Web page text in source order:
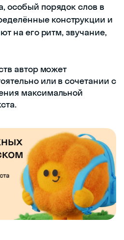
особый порядок слов в
конструкции и
на его ритм, звучание,
автор может
или в сочетании с
максимальной